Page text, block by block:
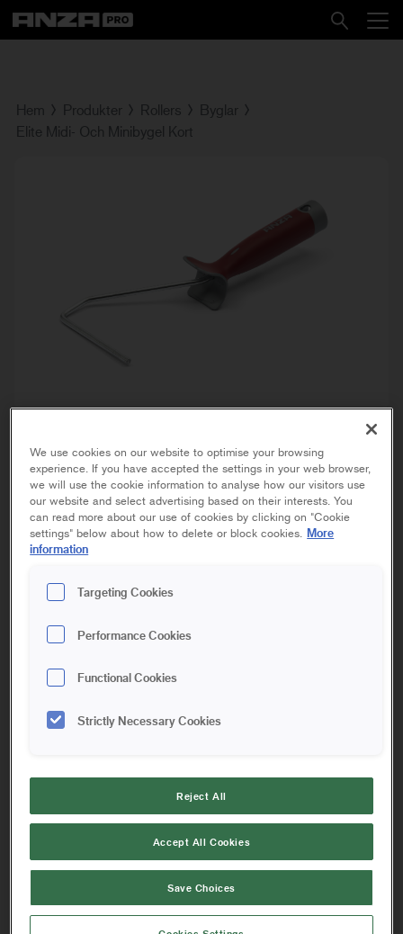
Hem Produkter Rollers
Byglar
Elite Midi- Och Minibygel Kort
BYGLAR
ELITE MIDI- OCH MINIBYGEL
KORT
10–15 cm. Det balanserade och ergonomiska handtaget med
som i sin tur ger ett jämnare slutresultat. Kan användas med
RELATERADE PRODUKTER:
We use cookies on our website to optimise your browsing
experience. If you have accepted the settings in your web browser,
we will use the cookie information to analyse how our visitors use
our website and select advertising based on their interests. You
can read more about our use of cookies by clicking on "Cookie
settings" below about how to delete or block cookies. More
information
Targeting Cookies
Performance Cookies
Functional Cookies
Strictly Necessary Cookies
Reject All
Accept All Cookies
Save Choices